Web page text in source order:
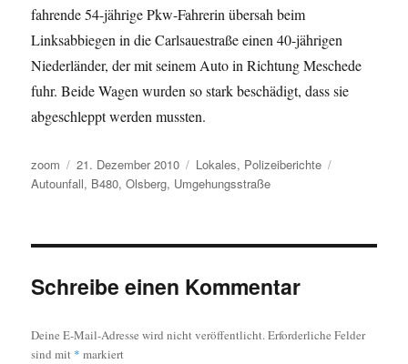
fahrende 54-jährige Pkw-Fahrerin übersah beim
Linksabbiegen in die Carlsauestraße einen 40-jährigen
Niederländer, der mit seinem Auto in Richtung Meschede
fuhr. Beide Wagen wurden so stark beschädigt, dass sie
abgeschleppt werden mussten.
Autor
zoom
Veröffentlicht
am
21. Dezember 2010 Kategorien
Lokales, Polizeiberichte
Autounfall, B480,Olsberg, Umgehungsstraße
Schreibe einen Kommentar
Deine E-Mail-Adresse wird nicht veröffentlicht.Erforderliche Felder
sind mit * markiert